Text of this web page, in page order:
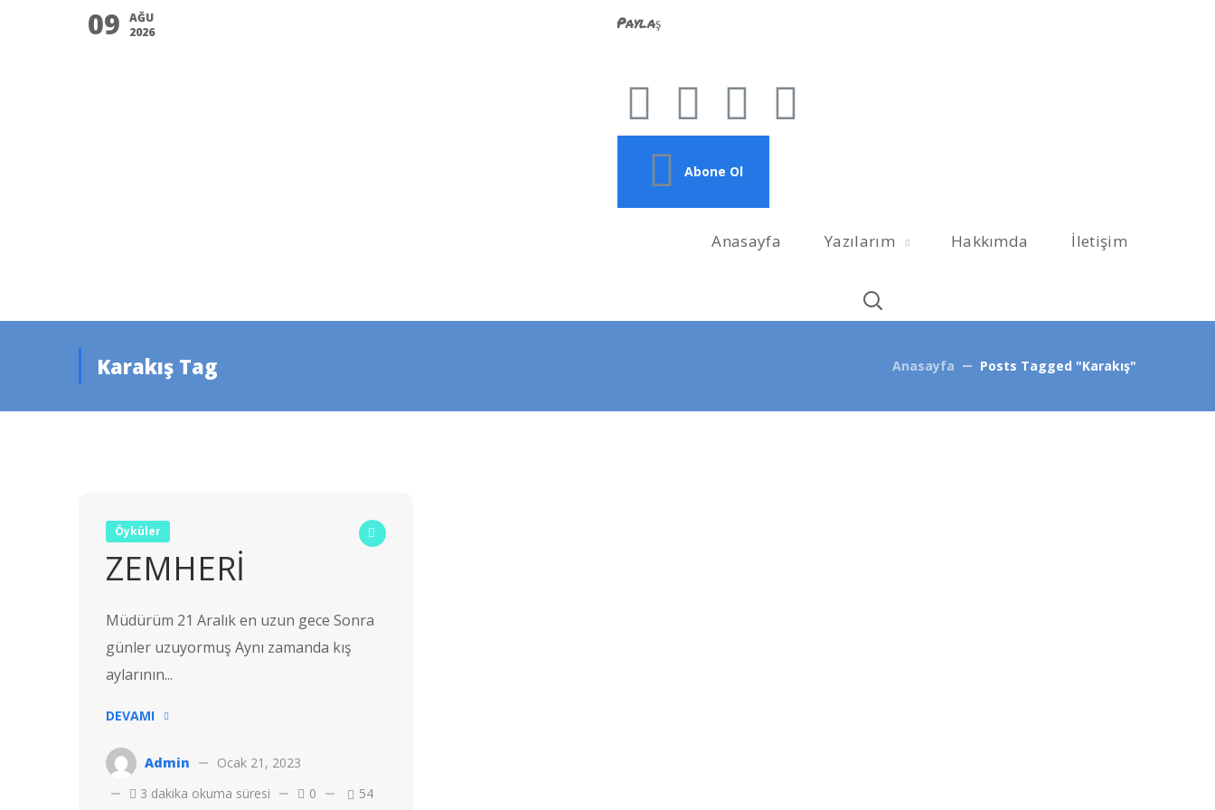
09
AĞU
2026
Paylaş
Abone Ol
Anasayfa Yazılarım Hakkımda İletişim
Karakış Tag Anasayfa Posts Tagged "Karakış"
Öyküler
ZEMHERİ
Müdürüm 21 Aralık en uzun gece Sonra
günler uzuyormuş Aynı zamanda kış
aylarının...
DEVAMI
Admin
Ocak 21, 2023
3 dakika okuma süresi
0 54